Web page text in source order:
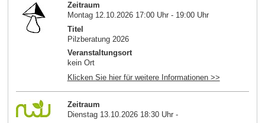
Zeitraum
Montag 12.10.2026 17:00 Uhr - 19:00 Uhr
Titel
Pilzberatung 2026
Veranstaltungsort
kein Ort
Klicken Sie hier für weitere Informationen >>
Zeitraum
Dienstag 13.10.2026 18:30 Uhr -